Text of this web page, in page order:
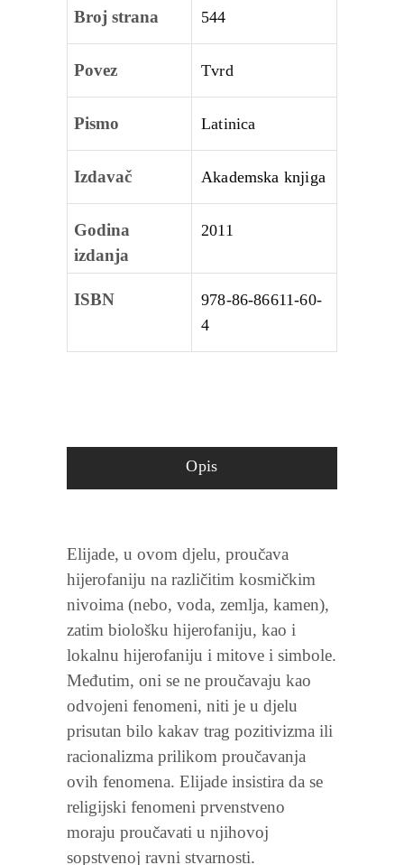
Broj strana 544
Povez Tvrd
Pismo Latinica
Izdavač Akademska knjiga
Godina
izdanja
2011
ISBN
978-86-86611-60-
4
Opis
Elijade, u ovom djelu, proučava
hijerofaniju na različitim kosmičkim
nivoima (nebo, voda, zemlja, kamen),
zatim biološku hijerofaniju, kao i
lokalnu hijerofaniju i mitove i simbole.
Međutim, oni se ne proučavaju kao
odvojeni fenomeni, niti je u djelu
prisutan bilo kakav trag pozitivizma ili
racionalizma prilikom proučavanja
ovih fenomena. Elijade insistira da se
religijski fenomeni prvenstveno
moraju proučavati u njihovoj
sopstvenoj ravni stvarnosti.